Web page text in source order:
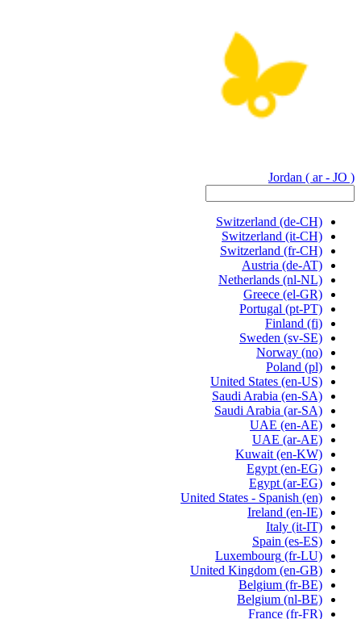
Jordan ( ar - JO )
Switzerland (de-CH)
Switzerland (it-CH)
Switzerland (fr-CH)
Austria (de-AT)
Netherlands (nl-NL)
Greece (el-GR)
Portugal (pt-PT)
Finland (fi)
Sweden (sv-SE)
Norway (no)
Poland (pl)
United States (en-US)
Saudi Arabia (en-SA)
Saudi Arabia (ar-SA)
UAE (en-AE)
UAE (ar-AE)
Kuwait (en-KW)
Egypt (en-EG)
Egypt (ar-EG)
United States - Spanish (en)
Ireland (en-IE)
Italy (it-IT)
Spain (es-ES)
Luxembourg (fr-LU)
United Kingdom (en-GB)
Belgium (fr-BE)
Belgium (nl-BE)
France (fr-FR)